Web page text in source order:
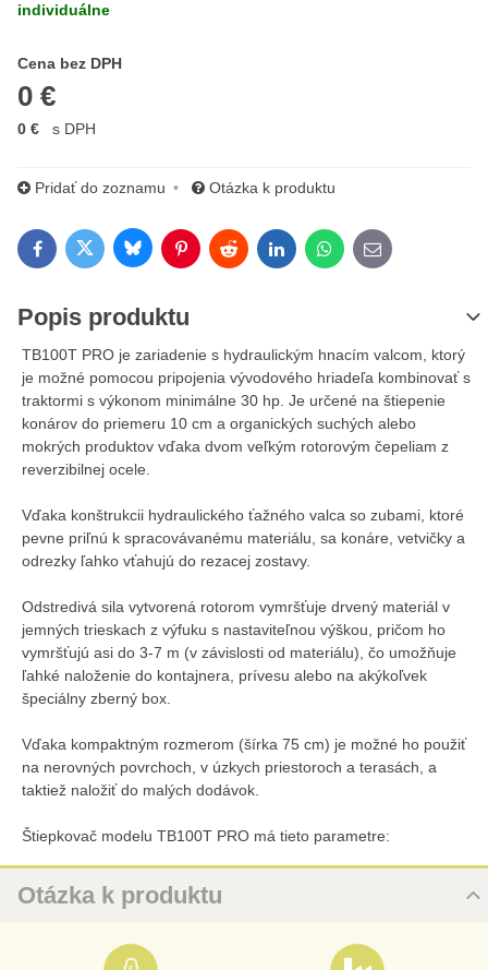
individuálne
Cena bez DPH
0 €
Cena s DPH
0 € s DPH
Pridať do zoznamu Otázka k produktu
FacebookTwitterBlueskyPinterestRedditLinkedInWhatsApp
E-mail
Popis produktu
TB100T PRO je zariadenie s hydraulickým hnacím valcom, ktorý
je možné pomocou pripojenia vývodového hriadeľa kombinovať s
traktormi s výkonom minimálne 30 hp. Je určené na štiepenie
konárov do priemeru 10 cm a organických suchých alebo
mokrých produktov vďaka dvom veľkým rotorovým čepeliam z
reverzibilnej ocele.
Vďaka konštrukcii hydraulického ťažného valca so zubami, ktoré
pevne priľnú k spracovávanému materiálu, sa konáre, vetvičky a
odrezky ľahko vťahujú do rezacej zostavy.
Odstredivá sila vytvorená rotorom vymršťuje drvený materiál v
jemných trieskach z výfuku s nastaviteľnou výškou, pričom ho
vymršťujú asi do 3-7 m (v závislosti od materiálu), čo umožňuje
ľahké naloženie do kontajnera, prívesu alebo na akýkoľvek
špeciálny zberný box.
Vďaka kompaktným rozmerom (šírka 75 cm) je možné ho použiť
na nerovných povrchoch, v úzkych priestoroch a terasách, a
taktiež naložiť do malých dodávok.
Štiepkovač modelu TB100T PRO má tieto parametre:
Otázka k produktu